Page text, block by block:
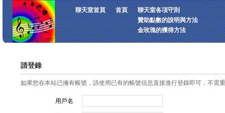
聊天室首頁 首頁
聊天室各項守則
贊助點數的說明與方法
金玫瑰的獲得方法
請登錄
如果您在本站已擁有帳號，請使用已有的帳號信息直接進行登錄即可，不需
用戶名